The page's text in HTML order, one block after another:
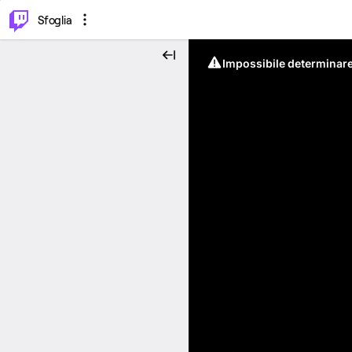
Sfoglia
Impossibile